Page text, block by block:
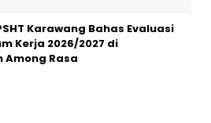
Karawang Bahas Evaluasi
Kerja 2026/2027 di
Among Rasa